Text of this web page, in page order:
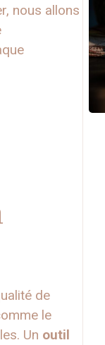
nous allons
de
le
Un outil